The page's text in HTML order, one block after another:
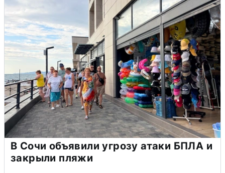
В Сочи объявили угрозу атаки БПЛА и
закрыли пляжи